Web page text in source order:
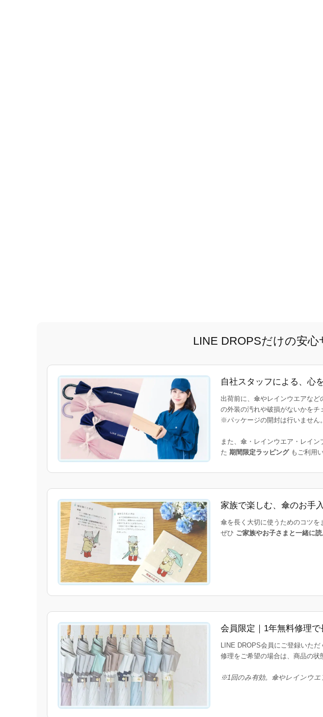
LINE DROPSだけの安
自社スタッフによる、心
出荷前に、傘やレインウエアなど
の外装の汚れや破損がないかをチ
※パッケージの開封は行いません。
また、傘・レインウエア・レイ
た 期間限定ラッピングもご利用い
家族で楽しむ、傘のお手
傘を長く大切に使うためのコツ
ぜひ ご家族やお子さまと一緒に
会員限定｜1年無料修理で
LINE DROPS会員にご登録いただ
修理をご希望の場合は、商品の状
※1回のみ有効。傘やレインウエ